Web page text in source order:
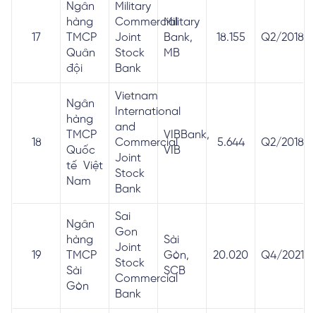
17
Ngân
hàng
TMCP
Quân
đội
Military
Commercial
Joint
Stock
Bank
Military
Bank,
MB
18.155 Q2/2018
18
Ngân
hàng
TMCP
Quốc
tế Việt
Nam
Vietnam
International
and
Commercial
Joint
Stock
Bank
VIBBank,
VIB
5.644 Q2/2018
19
Ngân
hàng
TMCP
Sài
Gòn
Sai
Gon
Joint
Stock
Commercial
Bank
Sài
Gòn,
SCB
20.020 Q4/2021